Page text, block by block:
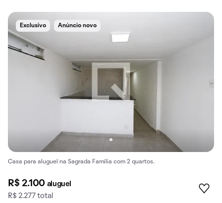
Exclusivo Anúncio novo
Casa para aluguel na Sagrada Família com 2 quartos.
R$ 2.100 aluguel
R$ 2.277 total